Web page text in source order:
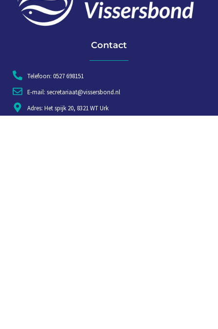
Contact
Telefoon: 0527 698151
E-mail: secretariaat@vissersbond.nl
Adres: Het spijk 20, 8321 WT Urk